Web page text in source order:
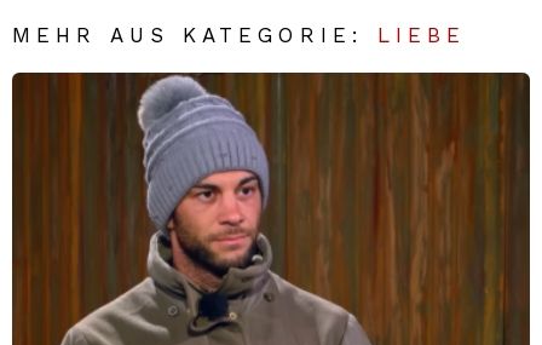
MEHR AUS KATEGORIE: LIEBE